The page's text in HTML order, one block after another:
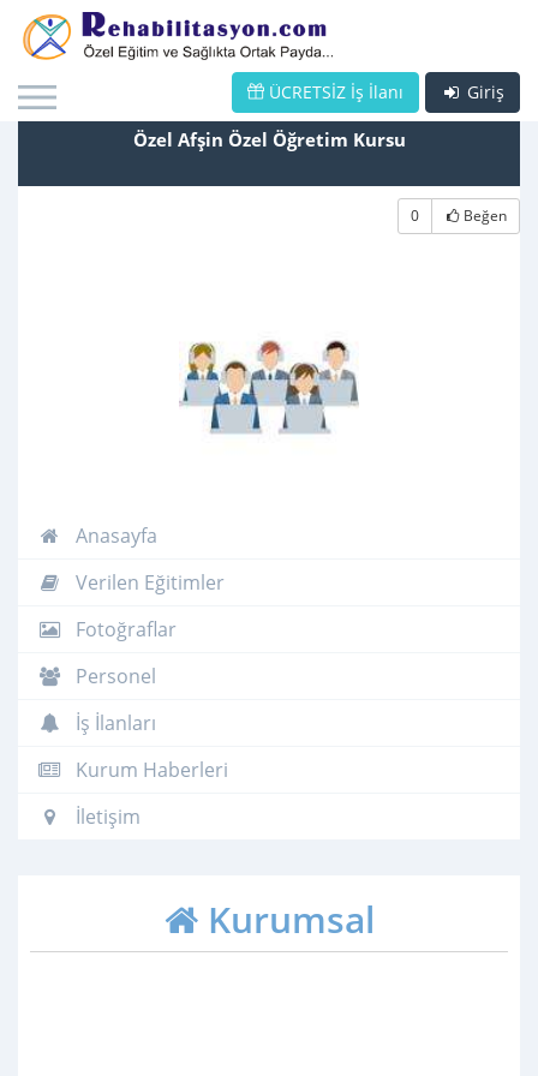
Giriş
ÜCRETSİZ İş İlanı
Özel Afşin Özel Öğretim Kursu
0 Beğen
Anasayfa
Verilen Eğitimler
Fotoğraflar
Personel
İş İlanları
Kurum Haberleri
İletişim
Kurumsal